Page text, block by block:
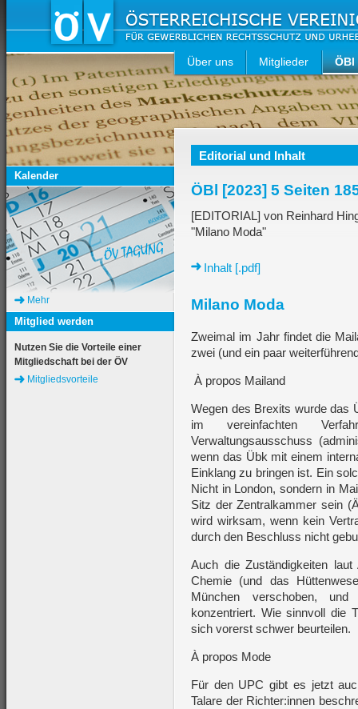
Über uns Mitglieder ÖBl
Editorial und Inhalt
ÖBl [2023] 5 Seiten
[EDITORIAL] von Reinhard
"Milano Moda"
Inhalt [.pdf]
Milano Moda
Zweimal im Jahr findet die
zwei (und ein paar
À propos Mailand
Wegen des Brexits wurde das
im vereinfachten
Verwaltungsausschuss
wenn das Übk mit einem
Einklang zu bringen ist. Ein
Nicht in London, sondern in
Sitz der Zentralkammer sein
wird wirksam, wenn kein
durch den Beschluss nicht
Auch die Zuständigkeiten
Chemie (und das
München verschoben,
konzentriert. Wie sinnvoll die
sich vorerst schwer beurteilen.
À propos Mode
Für den UPC gibt es jetzt
Talare der Richter:innen
Kalender
Mehr
Mitglied werden
Nutzen Sie die Vorteile einer
Mitgliedschaft bei der ÖV
Mitgliedsvorteile